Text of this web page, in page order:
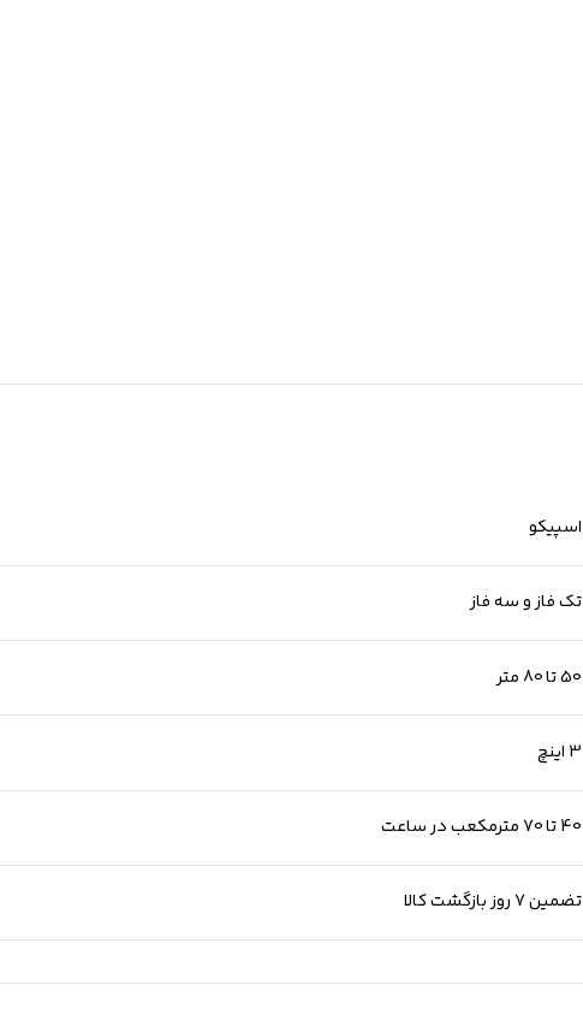
اسپیکو
تک فاز و سه فاز
50 تا 80 متر
3 اینچ
40 تا 70 مترمکعب در ساعت
تضمین 7 روز بازگشت کالا